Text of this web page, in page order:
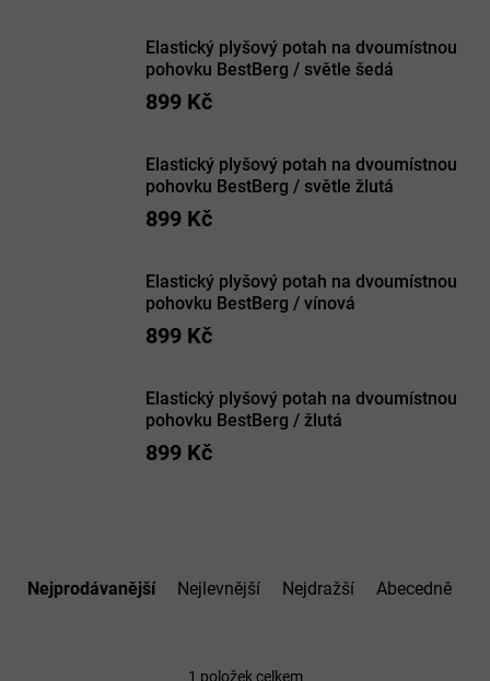
Elastický plyšový potah na dvoumístnou
pohovku BestBerg / světle šedá
899 Kč
Elastický plyšový potah na dvoumístnou
pohovku BestBerg / světle žlutá
899 Kč
Elastický plyšový potah na dvoumístnou
pohovku BestBerg / vínová
899 Kč
Elastický plyšový potah na dvoumístnou
pohovku BestBerg / žlutá
899 Kč
Nejprodávanější Nejlevnější Nejdražší Abecedně
1 položek celkem